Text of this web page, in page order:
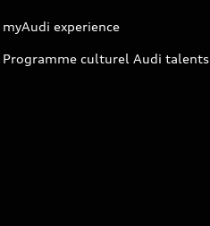
myAudi experience
Programme culturel Audi talents